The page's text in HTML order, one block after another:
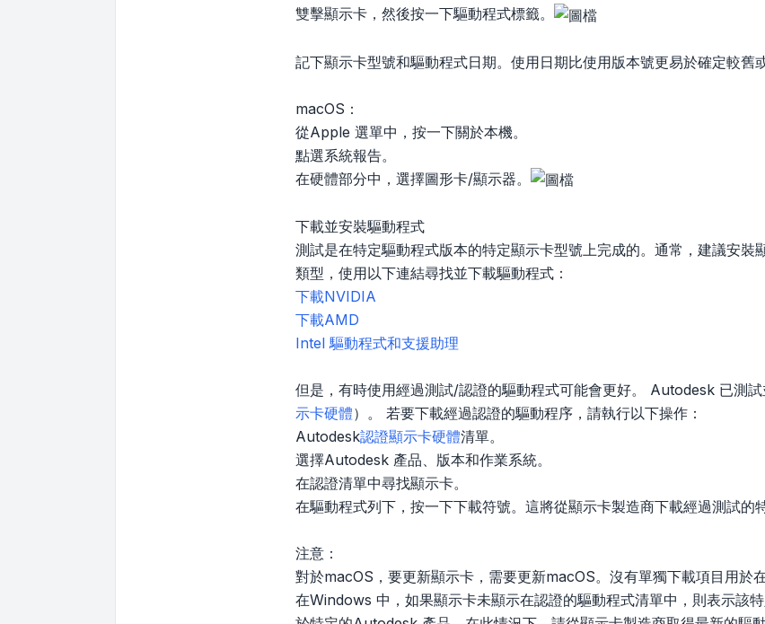
雙擊顯示卡，然後按一下驅動程式標籤。
記下顯示卡型號和驅動程式日期。使用日期比使用版本號更易於確定較舊
macOS：
從Apple 選單中，按一下關於本機。
點選系統報告。
在硬體部分中，選擇圖形卡/顯示器。
下載並安裝驅動程式
測試是在特定驅動程式版本的特定顯示卡型號上完成的。通常，建議安
類型，使用以下連結尋找並下載驅動程式：
下載NVIDIA
下載AMD
Intel 驅動程式和支援助理
但是，有時使用經過測試/認證的驅動程式可能會更好。 Autodesk 已測
示卡硬體）。 若要下載經過認證的驅動程序，請執行以下操作：
Autodesk認證顯示卡硬體清單。
選擇Autodesk 產品、版本和作業系統。
在認證清單中尋找顯示卡。
在驅動程式列下，按一下下載符號。這將從顯示卡製造商下載經過測試的
注意：
對於macOS，要更新顯示卡，需要更新macOS。沒有單獨下載項目用於
在Windows 中，如果顯示卡未顯示在認證的驅動程式清單中，則表示該